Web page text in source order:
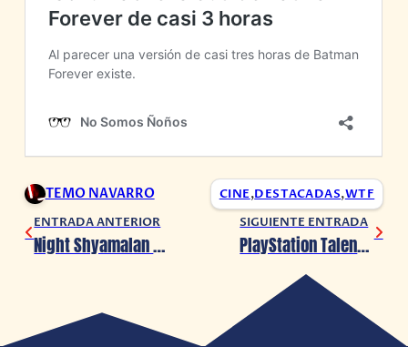
TEMO NAVARRO CINE,DESTACADAS,WTF
ENTRADA ANTERIOR
Night Shyamalan presenta VIEJOS y explora el terror psicológico de una familia
SIGUIENTE ENTRADA
PlayStation Talents presentó múltiples trailers de sus próximos exclusivos para PlayStation 5